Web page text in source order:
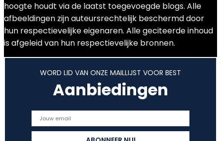
hoogte houdt via de laatst toegevoegde blogs. Alle
afbeeldingen zijn auteursrechtelijk beschermd door
hun respectievelijke eigenaren. Alle geciteerde inhoud
is afgeleid van hun respectievelijke bronnen.
WORD LID VAN ONZE MAILLIJST VOOR BEST
Aanbiedingen